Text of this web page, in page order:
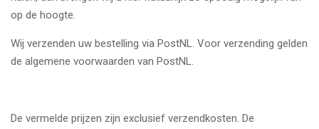
op de hoogte.
Wij verzenden uw bestelling via PostNL. Voor verzending gelden
de algemene voorwaarden van PostNL.
De vermelde prijzen zijn exclusief verzendkosten. De